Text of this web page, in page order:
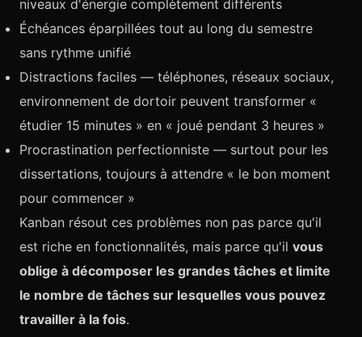
niveaux d'énergie complètement différents
Échéances éparpillées tout au long du semestre
sans rythme unifié
Distractions faciles — téléphones, réseaux sociaux,
environnement de dortoir peuvent transformer «
étudier 15 minutes » en « joué pendant 3 heures »
Procrastination perfectionniste — surtout pour les
dissertations, toujours à attendre « le bon moment
pour commencer »
Kanban résout ces problèmes non pas parce qu'il
est riche en fonctionnalités, mais parce qu'il vous
oblige à décomposer les grandes tâches et limite
le nombre de tâches sur lesquelles vous pouvez
travailler à la fois.